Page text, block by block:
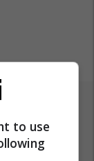
në
- LUFTA
to use